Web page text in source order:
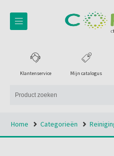
Mijn catalogus
Klantenservice
Home Categorieën